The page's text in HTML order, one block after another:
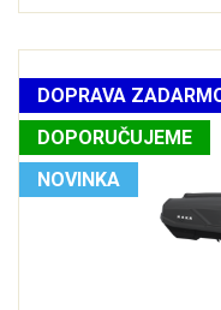
DOPRAVA
DOPORUČUJEME
NOVINKA